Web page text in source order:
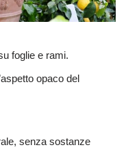
foglie e rami.
opaco del
senza sostanze